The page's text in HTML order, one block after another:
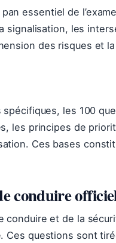
essentiel de
signalisation, les
des risques et
les 100
les principes de
Ces bases
conduire
conduire et de la
Ces questions sont